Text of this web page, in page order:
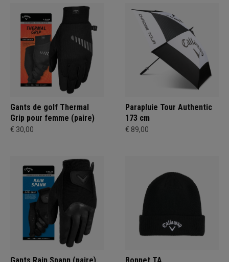
Gants de golf Thermal
Grip pour femme (paire)
€ 30,00
Parapluie Tour Authentic
173 cm
€ 89,00